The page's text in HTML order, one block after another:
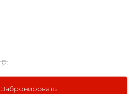
р.
Забронировать